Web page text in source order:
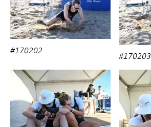
#170202
#170203